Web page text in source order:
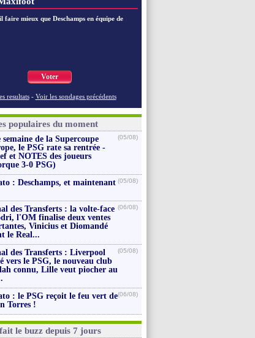
faire mieux que Deschamps en équipe de
Voter
resultats - Voir les sondages précédents
populaires du moment
semaine de la Supercoupe
le PSG rate sa rentrée -
et NOTES des joueurs
3-0 PSG)
(05/08)
: Deschamps, et maintenant (05/08)
des Transferts : la volte-face
l'OM finalise deux ventes
Vinicius et Diomandé
le Real...
(06/08)
des Transferts : Liverpool
vers le PSG, le nouveau club
connu, Lille veut piocher au
(05/08)
: le PSG reçoit le feu vert de
Torres !
(06/08)
le buzz depuis 7 jours